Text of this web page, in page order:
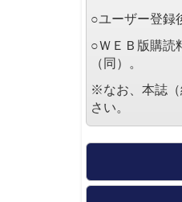
○ユーザー登録
○ＷＥＢ版購読
（同）。
※なお、本誌（
さい。